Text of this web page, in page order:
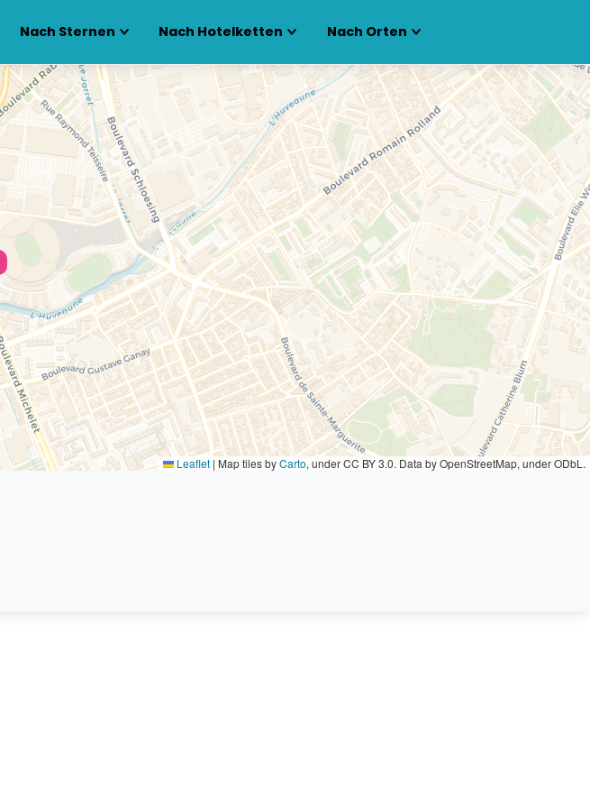
Nach Sternen Nach Hotelketten Nach Orten
Leaflet | Map tiles byCarto, under CC BY 3.0. Data by OpenStreetMap, under ODbL.